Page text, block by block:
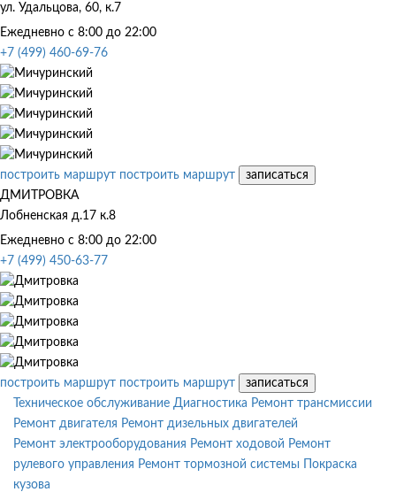
ул. Удальцова, 60, к.7
Ежедневно с 8:00 до 22:00
+7 (499) 460-69-76
построить маршрут построить маршрут
записаться
ДМИТРОВКА
Лобненская д.17 к.8
Ежедневно с 8:00 до 22:00
+7 (499) 450-63-77
построить маршрут построить маршрут
записаться
Техническое обслуживание Диагностика Ремонт трансмиссии
Ремонт двигателя Ремонт дизельных двигателей
Ремонт электрооборудования Ремонт ходовой Ремонт
рулевого управления Ремонт тормозной системы
Покраска
кузова